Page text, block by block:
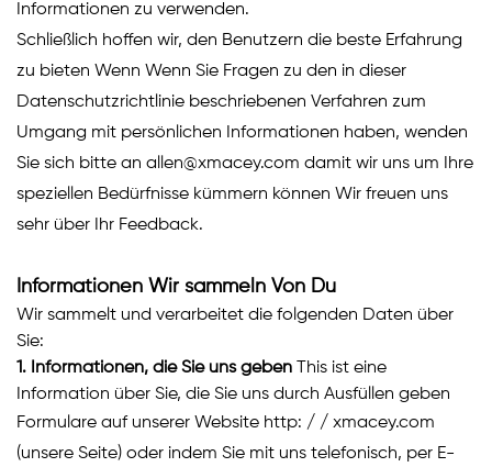
Informationen zu verwenden.
Schließlich hoffen wir, den Benutzern die beste Erfahrung
zu bieten Wenn Wenn Sie Fragen zu den in dieser
Datenschutzrichtlinie beschriebenen Verfahren zum
Umgang mit persönlichen Informationen haben, wenden
Sie sich bitte an allen@xmacey.com damit wir uns um Ihre
speziellen Bedürfnisse kümmern können Wir freuen uns
sehr über Ihr Feedback.
Informationen Wir sammeln Von Du
Wir sammelt und verarbeitet die folgenden Daten über
Sie:
1. Informationen, die Sie uns geben This ist eine
Information über Sie, die Sie uns durch Ausfüllen geben
Formulare auf unserer Website http: / / xmacey.com
(unsere Seite) oder indem Sie mit uns telefonisch, per E-